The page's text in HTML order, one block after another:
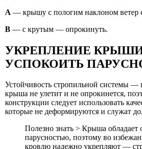
А — крышу с пологим наклоном ветер
В — с крутым — опрокинуть.
УКРЕПЛЕНИЕ
УСПОКОИТЬ
Устойчивость стропильной системы —
крыша не улетит и не опрокинется,
конструкции следует использовать
которые не деформируются и служат
Полезно знать > Крыша обладает
парусностью, поэтому во
кровлю надежно укрепляют —